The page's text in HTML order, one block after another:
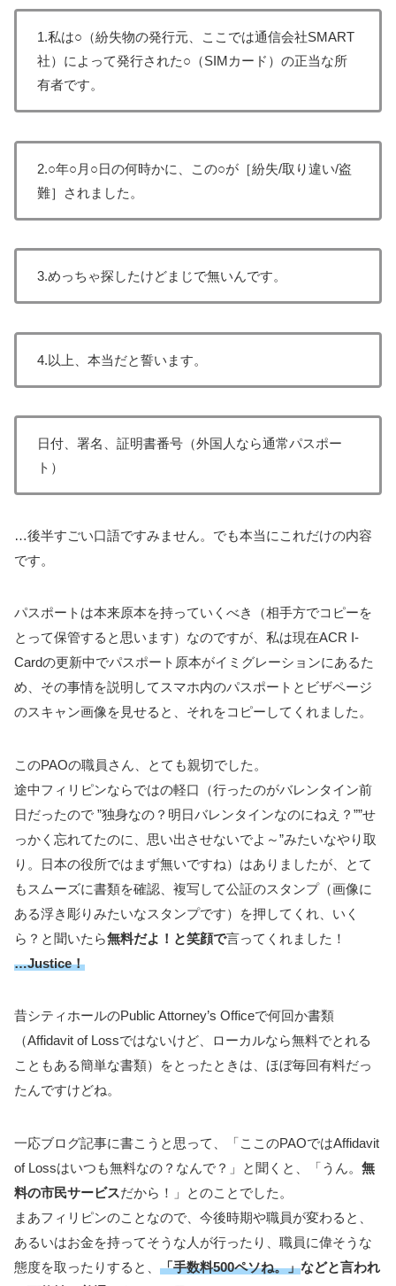
1.私は○（紛失物の発行元、ここでは通信会社SMART
社）によって発行された○（SIMカード）の正当な所
有者です。
2.○年○月○日の何時かに、この○が［紛失/取り違い/盗
難］されました。
3.めっちゃ探したけどまじで無いんです。
4.以上、本当だと誓います。
日付、署名、証明書番号（外国人なら通常パスポー
ト）
…後半すごい口語ですみません。でも本当にこれだけの内容
です。
パスポートは本来原本を持っていくべき（相手方でコピーを
とって保管すると思います）なのですが、私は現在ACR I-
Cardの更新中でパスポート原本がイミグレーションにあるた
め、その事情を説明してスマホ内のパスポートとビザページ
のスキャン画像を見せると、それをコピーしてくれました。
このPAOの職員さん、とても親切でした。
途中フィリピンならではの軽口（行ったのがバレンタイン前
日だったので ”独身なの？明日バレンタインなのにねえ？””せ
っかく忘れてたのに、思い出させないでよ～”みたいなやり取
り。日本の役所ではまず無いですね）はありましたが、とて
もスムーズに書類を確認、複写して公証のスタンプ（画像に
ある浮き彫りみたいなスタンプです）を押してくれ、いく
ら？と聞いたら無料だよ！と笑顔で言ってくれました！
…Justice！
昔シティホールのPublic Attorney’s Officeで何回か書類
（Affidavit of Lossではないけど、ローカルなら無料でとれる
こともある簡単な書類）をとったときは、ほぼ毎回有料だっ
たんですけどね。
一応ブログ記事に書こうと思って、「ここのPAOではAffidavit
of Lossはいつも無料なの？なんで？」と聞くと、「うん。 無
料の市民サービスだから！」とのことでした。
まあフィリピンのことなので、今後時期や職員が変わると、
あるいはお金を持ってそうな人が行ったり、職員に偉そうな
態度を取ったりすると、 「手数料500ペソね。」などと言われ